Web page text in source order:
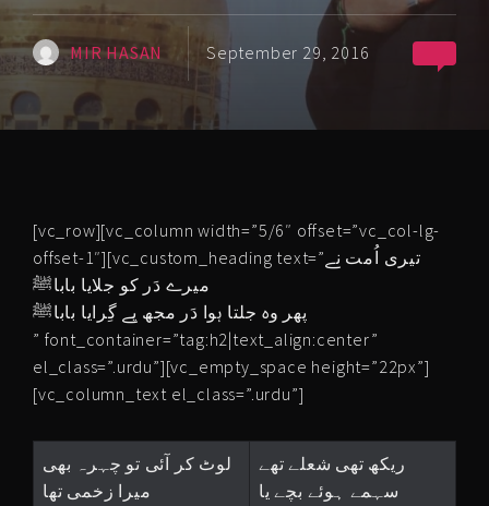
MIR HASAN September 29, 2016
[vc_row][vc_column width=”5/6″ offset=”vc_col-lg-
offset-1″][vc_custom_heading text=”تیری اُمت نے
میرے دَر کو جلایا باباﷺ
پھر وہ جلتا ہوا دَر مجھ پے گِرایا باباﷺ
” font_container=”tag:h2|text_align:center”
el_class=”.urdu”][vc_empty_space height=”22px”]
[vc_column_text el_class=”.urdu”]
لوٹ کر آئی تو چہرہ بھی
میرا زخمی تھا
ریکھ تھی شعلے تھے
سہمے ہوئے بچے یا